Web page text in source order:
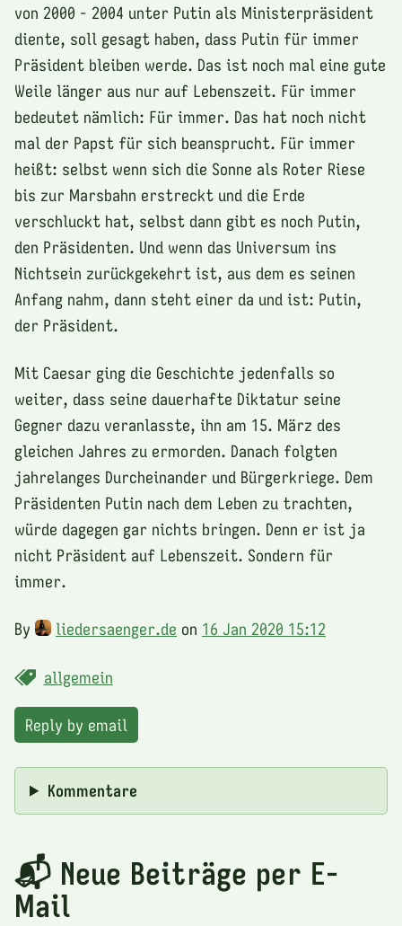
von 2000 - 2004 unter Putin als Ministerpräsident
diente, soll gesagt haben, dass Putin für immer
Präsident bleiben werde. Das ist noch mal eine gute
Weile länger aus nur auf Lebenszeit. Für immer
bedeutet nämlich: Für immer. Das hat noch nicht
mal der Papst für sich beansprucht. Für immer
heißt: selbst wenn sich die Sonne als Roter Riese
bis zur Marsbahn erstreckt und die Erde
verschluckt hat, selbst dann gibt es noch Putin,
den Präsidenten. Und wenn das Universum ins
Nichtsein zurückgekehrt ist, aus dem es seinen
Anfang nahm, dann steht einer da und ist: Putin,
der Präsident.
Mit Caesar ging die Geschichte jedenfalls so
weiter, dass seine dauerhafte Diktatur seine
Gegner dazu veranlasste, ihn am 15. März des
gleichen Jahres zu ermorden. Danach folgten
jahrelanges Durcheinander und Bürgerkriege. Dem
Präsidenten Putin nach dem Leben zu trachten,
würde dagegen gar nichts bringen. Denn er ist ja
nicht Präsident auf Lebenszeit. Sondern für
immer.
By liedersaenger.de on 16 Jan 2020 15:12
allgemein
Reply by email
Kommentare
📬 Neue Beiträge per E-
Mail